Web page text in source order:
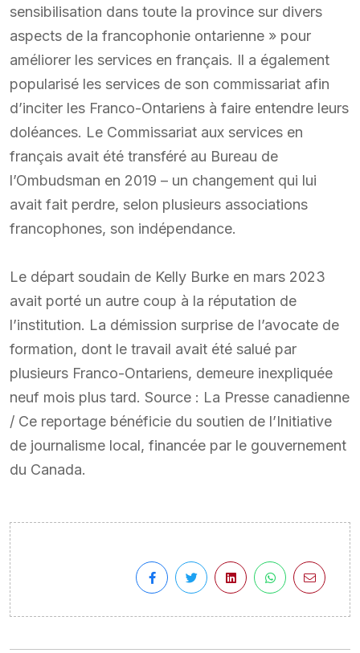
sensibilisation dans toute la province sur divers
aspects de la francophonie ontarienne » pour
améliorer les services en français. Il a également
popularisé les services de son commissariat afin
d’inciter les Franco-Ontariens à faire entendre leurs
doléances. Le Commissariat aux services en
français avait été transféré au Bureau de
l’Ombudsman en 2019 – un changement qui lui
avait fait perdre, selon plusieurs associations
francophones, son indépendance.
Le départ soudain de Kelly Burke en mars 2023
avait porté un autre coup à la réputation de
l’institution. La démission surprise de l’avocate de
formation, dont le travail avait été salué par
plusieurs Franco-Ontariens, demeure inexpliquée
neuf mois plus tard. Source : La Presse canadienne
/ Ce reportage bénéficie du soutien de l’Initiative
de journalisme local, financée par le gouvernement
du Canada.